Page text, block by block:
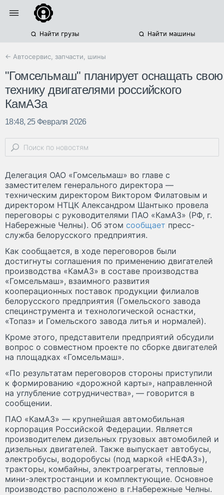
Найти грузы Найти машины
← Автосервис, запчасти, шины
"Гомсельмаш" планирует оснащать свою
технику двигателями российского
КамАЗа
18:48, 25 Февраля 2026
Делегация ОАО «Гомсельмаш» во главе с
заместителем генерального директора —
техническим директором Виктором Филатовым и
директором НТЦК Александром Шантыко провела
переговоры с руководителями ПАО «КамАЗ» (РФ, г.
Набережные Челны). Об этом сообщает пресс-
служба белорусского предприятия.
Как сообщается, в ходе переговоров были
достигнуты соглашения по применению двигателей
производства «КамАЗ» в составе производства
«Гомсельмаш», взаимного развития
кооперационных поставок продукции филиалов
белорусского предприятия (Гомельского завода
специнструмента и технологической оснастки,
«Топаз» и Гомельского завода литья и нормалей).
Кроме этого, представители предприятий обсудили
вопрос о совместном проекте по сборке двигателей
на площадках «Гомсельмаш».
«По результатам переговоров стороны приступили
к формированию «дорожной карты», направленной
на углубление сотрудничества», — говорится в
сообщении.
ПАО «КамАЗ» — крупнейшая автомобильная
корпорация Российской Федерации. Является
производителем дизельных грузовых автомобилей и
дизельных двигателей. Также выпускает автобусы,
электробусы, водоробусы (под маркой «НЕФАЗ»),
тракторы, комбайны, электроагрегаты, тепловые
мини-электростанции и комплектующие. Основное
производство расположено в г.Набережные Челны.